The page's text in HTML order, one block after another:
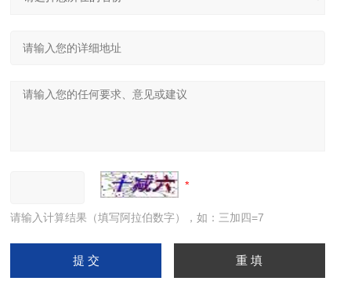
请输入计算结果（填写阿拉伯数字），如：三加四=7